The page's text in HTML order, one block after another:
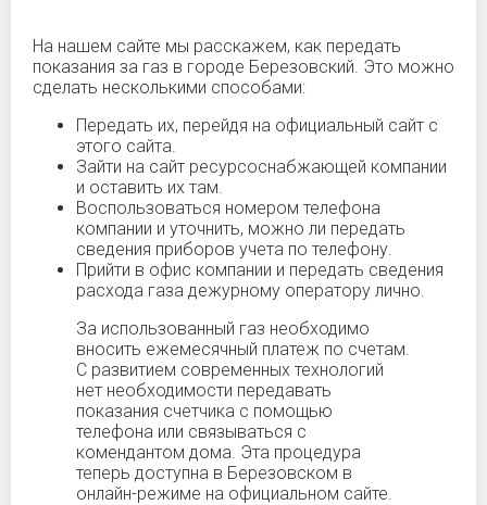
На нашем сайте мы расскажем, как передать
показания за газ в городе Березовский. Это можно
сделать несколькими способами:
Передать их, перейдя на официальный сайт с
этого сайта.
Зайти на сайт ресурсоснабжающей компании
и оставить их там.
Воспользоваться номером телефона
компании и уточнить, можно ли передать
сведения приборов учета по телефону.
Прийти в офис компании и передать сведения
расхода газа дежурному оператору лично.
За использованный газ необходимо
вносить ежемесячный платеж по счетам.
С развитием современных технологий
нет необходимости передавать
показания счетчика с помощью
телефона или связываться с
комендантом дома. Эта процедура
теперь доступна в Березовском в
онлайн-режиме на официальном сайте.